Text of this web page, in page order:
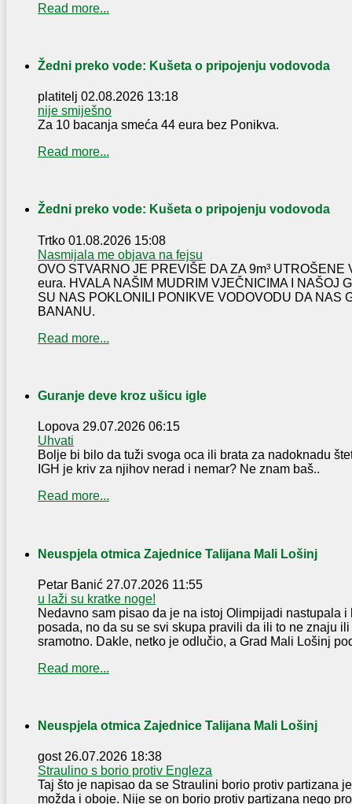
Read more...
Žedni preko vode: Kušeta o pripojenju vodovoda
platitelj 02.08.2026 13:18
nije smiješno
Za 10 bacanja smeća 44 eura bez Ponikva.
Read more...
Žedni preko vode: Kušeta o pripojenju vodovoda
Trtko 01.08.2026 15:08
Nasmijala me objava na fejsu
OVO STVARNO JE PREVIŠE DA ZA 9m³ UTROŠENE
eura. HVALA NAŠIM MUDRIM VJEČNICIMA I NAŠOJ
SU NAS POKLONILI PONIKVE VODOVODU DA NAS
BANANU.
Read more...
Guranje deve kroz ušicu igle
Lopova 29.07.2026 06:15
Uhvati
Bolje bi bilo da tuži svoga oca ili brata za nadoknadu
IGH je kriv za njihov nerad i nemar? Ne znam baš..
Read more...
Neuspjela otmica Zajednice Talijana Mali Lošinj
Petar Banić 27.07.2026 11:55
u laži su kratke noge!
Nedavno sam pisao da je na istoj Olimpijadi nastupala i
posada, no da su se svi skupa pravili da ili to ne znaju
sramotno. Dakle, netko je odlučio, a Grad Mali Lošinj
Read more...
Neuspjela otmica Zajednice Talijana Mali Lošinj
gost 26.07.2026 18:38
Straulino s borio protiv Engleza
Taj što je napisao da se Straulini borio protiv partizana
možda i oboje. Nije se on borio protiv partizana nego